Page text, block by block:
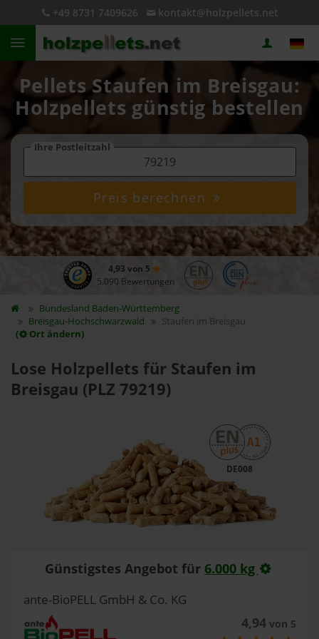
+49 8731 7409626 kontakt@holzpellets.net
Pellets Staufen im Breisgau:
Holzpellets günstig bestellen
Ihre Postleitzahl
Preis berechnen
4,93 von 5
5.090 Bewertungen
Bundesland Baden-Württemberg
Breisgau-Hochschwarzwald
Staufen im Breisgau
(
Ort ändern)
Lose Holzpellets für Staufen im
Breisgau (PLZ 79219)
DE008
Günstigstes Angebot für 6.000 kg
ante-BioPELL GmbH & Co. KG
4,94von 5